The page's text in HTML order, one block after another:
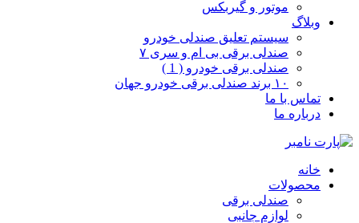
موتور و گیربکس
وبلاگ
سیستم تعلیق صندلی خودرو
صندلی برقی بی ام و سری ۷
صندلی برقی خودرو ( 1 )
۱۰ برند صندلی برقی خودرو جهان
تماس با ما
درباره ما
خانه
محصولات
صندلی برقی
لوازم جانبی